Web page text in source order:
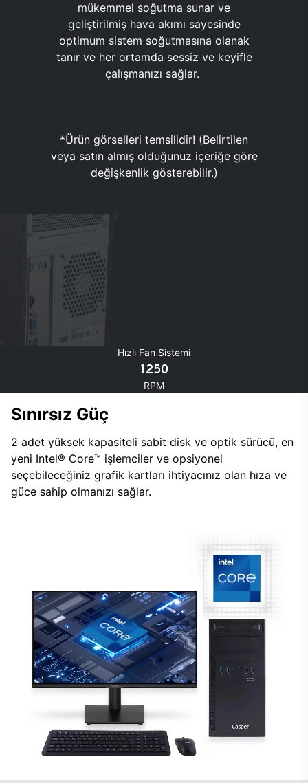
mükemmel soğutma sunar ve
geliştirilmiş hava akımı sayesinde
optimum sistem soğutmasına olanak
tanır ve her ortamda sessiz ve keyifle
çalışmanızı sağlar.
*Ürün görselleri temsilidir! (Belirtilen
veya satın almış olduğunuz içeriğe göre
değişkenlik gösterebilir.)
Hızlı Fan Sistemi
1250
RPM
Sınırsız Güç
2 adet yüksek kapasiteli sabit disk ve optik sürücü, en
yeni Intel® Core™ işlemciler ve opsiyonel
seçebileceğiniz grafik kartları ihtiyacınız olan hıza ve
güce sahip olmanızı sağlar.